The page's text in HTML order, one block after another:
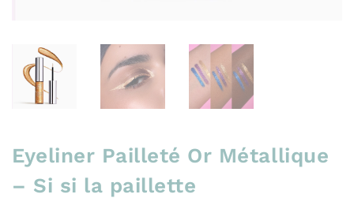
Eyeliner Pailleté Or Métallique
– Si si la paillette